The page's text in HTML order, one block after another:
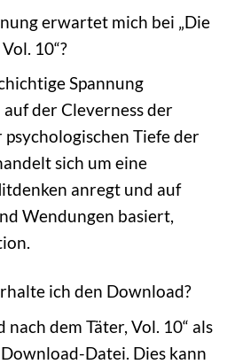
erwartet mich bei „Die
10“?
Spannung
der Cleverness der
psychologischen Tiefe der
sich um eine
anregt und auf
Wendungen basiert,
ich den Download?
nach dem Täter, Vol. 10“ als
Datei. Dies kann